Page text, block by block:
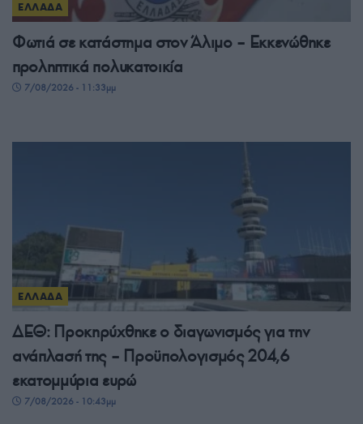
ΕΛΛΑΔΑ
Φωτιά σε κατάστημα στον Άλιμο – Εκκενώθηκε
προληπτικά πολυκατοικία
7/08/2026 - 11:33μμ
ΕΛΛΑΔΑ
ΔΕΘ: Προκηρύχθηκε ο διαγωνισμός για την
ανάπλασή της – Προϋπολογισμός 204,6
εκατομμύρια ευρώ
7/08/2026 - 10:43μμ